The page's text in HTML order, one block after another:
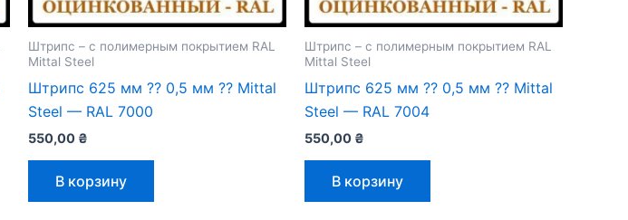
Штрипс – с полимерным покрытием RAL
Mittal Steel
Штрипс 625 мм ⁇ 0,5 мм ⁇ Mittal
Steel — RAL 7000
550,00 ₴
В корзину
Штрипс – с полимерным покрытием RAL
Mittal Steel
Штрипс 625 мм ⁇ 0,5 мм ⁇ Mittal
Steel — RAL 7004
550,00 ₴
В корзину